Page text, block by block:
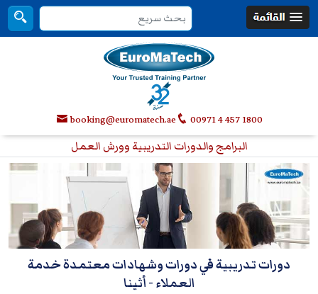
00971 4 457 1800
booking@euromatech.ae
البرامج والدورات التدريبية وورش العمل
دورات تدريبية في دورات وشهادات معتمدة خدمة
العملاء- أثينا